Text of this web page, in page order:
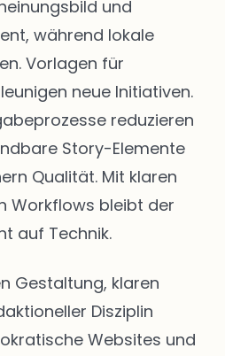
und
während lokale
Vorlagen für
neue Initiativen.
reduzieren
Story-Elemente
Qualität. Mit klaren
Workflows bleibt der
auf Technik.
Gestaltung, klaren
Disziplin
Websites und